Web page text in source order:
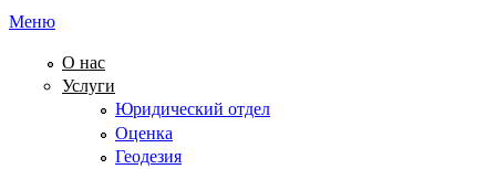
Меню
О нас
Услуги
Юридический отдел
Оценка
Геодезия